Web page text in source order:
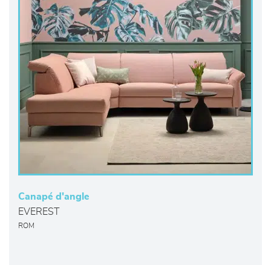
Canapé d'angle
EVEREST
ROM